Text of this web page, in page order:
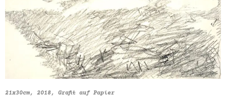
21x30cm, 2018, Grafit auf Papier